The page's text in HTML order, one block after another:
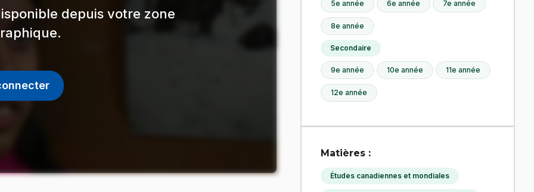
depuis votre zone
5e année 6e année 7e année
8e année
Secondaire
9e année 10e année 11e année
12e année
Matières :
Études canadiennes et mondiales